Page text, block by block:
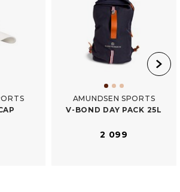
AMUNDSEN SPORTS
V-​BOND DAY PACK 25L
2 099